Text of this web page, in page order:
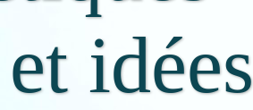
idées